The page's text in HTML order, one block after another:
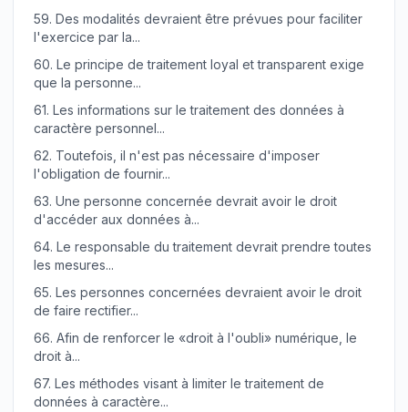
59. Des modalités devraient être prévues pour faciliter
l'exercice par la...
60. Le principe de traitement loyal et transparent exige
que la personne...
61. Les informations sur le traitement des données à
caractère personnel...
62. Toutefois, il n'est pas nécessaire d'imposer
l'obligation de fournir...
63. Une personne concernée devrait avoir le droit
d'accéder aux données à...
64. Le responsable du traitement devrait prendre toutes
les mesures...
65. Les personnes concernées devraient avoir le droit
de faire rectifier...
66. Afin de renforcer le «droit à l'oubli» numérique, le
droit à...
67. Les méthodes visant à limiter le traitement de
données à caractère...